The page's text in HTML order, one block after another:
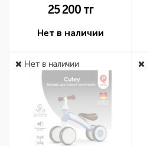
25 200тг
Нет в наличии
Нет в наличии